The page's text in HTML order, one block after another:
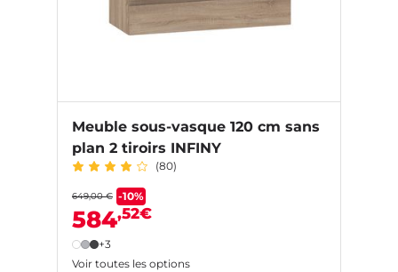
Meuble sous-vasque 120 cm sans
plan 2 tiroirs INFINY
(80)
649,00 € -10%
584,52€
+3
Voir toutes les options